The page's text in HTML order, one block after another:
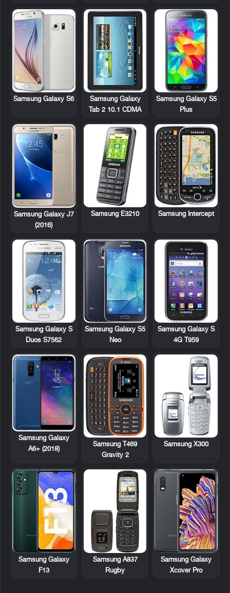
Samsung Galaxy S5
Plus
Samsung Galaxy
Tab 2 10.1 CDMA
Samsung Galaxy S6
Samsung Intercept
Samsung E3210
Samsung Galaxy J7
(2016)
Samsung Galaxy S
4G T959
Samsung Galaxy S5
Neo
Samsung Galaxy S
Duos S7562
Samsung X300
Samsung T469
Gravity 2
Samsung Galaxy
A6+ (2018)
Samsung Galaxy
Xcover Pro
Samsung A837
Rugby
Samsung Galaxy
F13